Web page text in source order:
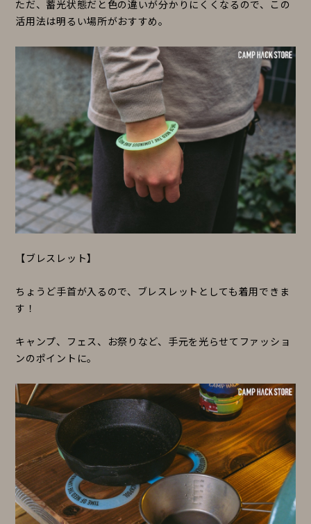
ただ、蓄光状態だと色の違いが分かりにくくなるので、この
活用法は明るい場所がおすすめ。
【ブレスレット】
ちょうど手首が入るので、ブレスレットとしても着用できま
す！
キャンプ、フェス、お祭りなど、手元を光らせてファッショ
ンのポイントに。